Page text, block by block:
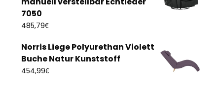
7050
485,79€
Norris Liege Polyurethan Violett
Buche Natur Kunststoff
454,99€